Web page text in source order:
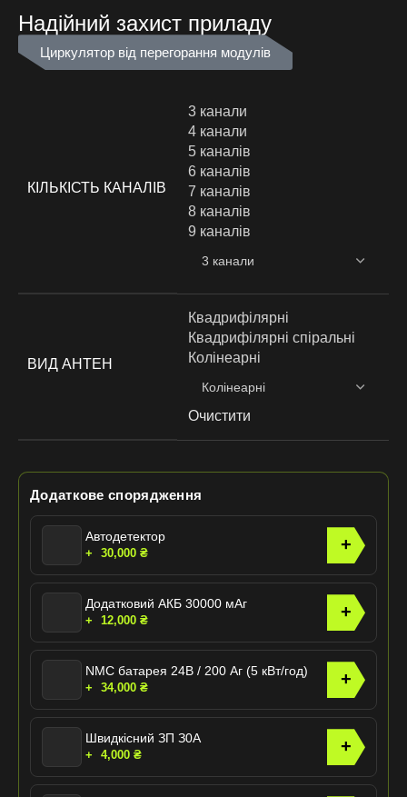
Надійний захист приладу
Циркулятор від перегорання модулів
КІЛЬКІСТЬ КАНАЛІВ
3 канали
4 канали
5 каналів
6 каналів
7 каналів
8 каналів
9 каналів
ВИД АНТЕН
Квадрифілярні
Квадрифілярні спіральні
Колінеарні
Очистити
Додаткове спорядження
Автодетектор
+ 30,000 ₴ +
Додатковий АКБ 30000 мАг
+ 12,000 ₴ +
NMC батарея 24В / 200 Аг (5 кВт/год)
+ 34,000 ₴ +
Швидкісний ЗП З0А
+ 4,000 ₴ +